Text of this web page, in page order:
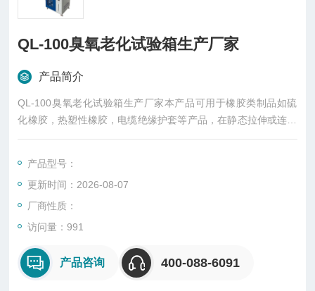
QL-100臭氧老化试验箱生产厂家
产品简介
QL-100臭氧老化试验箱生产厂家本产品可用于橡胶类制品如硫
化橡胶，热塑性橡胶，电缆绝缘护套等产品，在静态拉伸或连续
的动态拉伸变形下，或在间断的动态拉伸与静态拉伸交替的变形
箱中，按预定时间对试样进行检测，从试样表面发生的龟裂或其
它性能的变化程度，以评定橡胶的耐臭氧老化性能。
产品型号：
更新时间：2026-08-07
厂商性质：
访问量：991
产品咨询 400-088-6091